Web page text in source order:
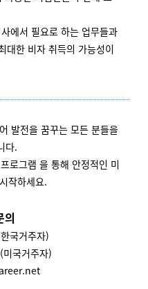
에서 필요로 하는 업무들과
대한 비자 취득의 가능성이
발전을 꿈꾸는 모든 분들을
다.
로그램 을 통해 안정적인 미
작하세요.
의
국거주자)
국거주자)